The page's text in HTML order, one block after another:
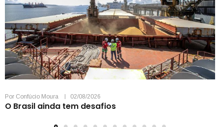
Por Confúcio Moura 02/08/2026
O Brasil ainda tem desafios